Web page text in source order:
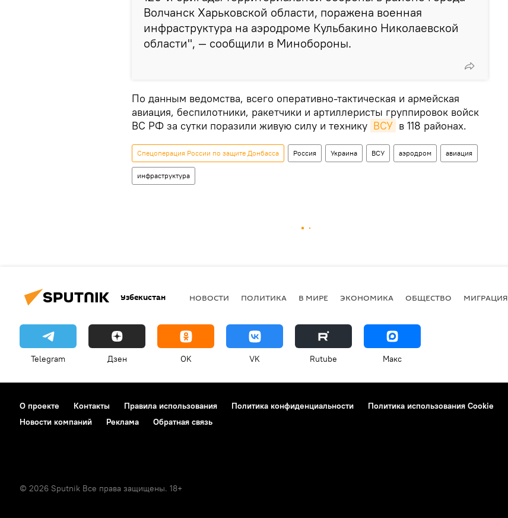
Волчанск Харьковской области, поражена военная
инфраструктура на аэродроме Кульбакино Николаевской
области", — сообщили в Минобороны.
По данным ведомства, всего оперативно-тактическая и армейская
авиация, беспилотники, ракетчики и артиллеристы группировок войск
ВС РФ за сутки поразили живую силу и технику ВСУ в 118 районах.
Спецоперация России по защите Донбасса Россия Украина ВСУ аэродром авиация
инфраструктура
Узбекистан НОВОСТИ ПОЛИТИКА В МИРЕ ЭКОНОМИКА ОБЩЕСТВО МИГРАЦИЯ
Telegram Дзен OK VK Rutube Макс
О проекте Контакты Правила использования Политика конфиденциальности Политика использования Cookie
Новости компаний
Реклама Обратная связь
© 2026 Sputnik Все права защищены. 18+